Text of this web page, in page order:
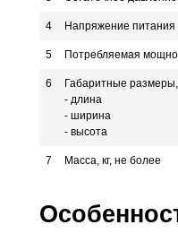
4 Напряжение питания
5 Потребляемая
6
Габаритные
- длина
- ширина
- высота
7 Масса, кг, не более